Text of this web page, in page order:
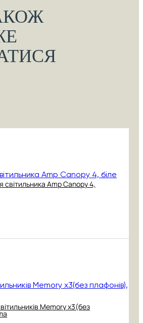
світильника Amp Canopy 4,
Memory х3(без